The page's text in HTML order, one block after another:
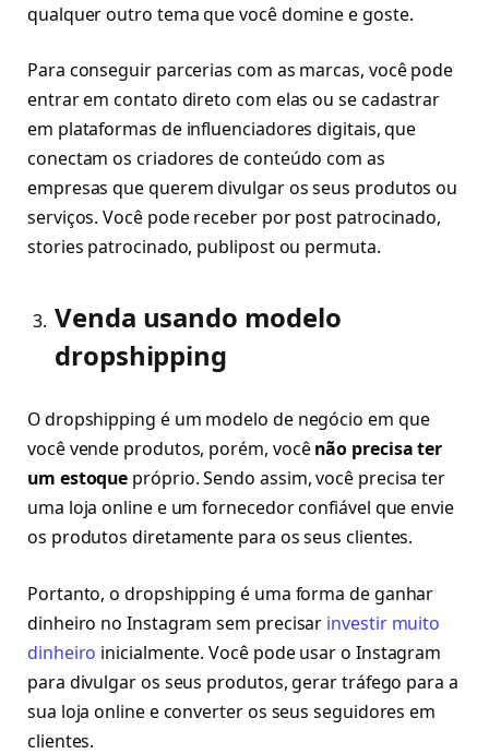
qualquer outro tema que você domine e goste.
Para conseguir parcerias com as marcas, você pode
entrar em contato direto com elas ou se cadastrar
em plataformas de influenciadores digitais, que
conectam os criadores de conteúdo com as
empresas que querem divulgar os seus produtos ou
serviços. Você pode receber por post patrocinado,
stories patrocinado, publipost ou permuta.
Venda usando modelo
dropshipping
O dropshipping é um modelo de negócio em que
você vende produtos, porém, vocênão precisa ter
um estoque próprio. Sendo assim, você precisa ter
uma loja online e um fornecedor confiável que envie
os produtos diretamente para os seus clientes.
Portanto, o dropshipping é uma forma de ganhar
dinheiro no Instagram sem precisar investir muito
dinheiro inicialmente. Você pode usar o Instagram
para divulgar os seus produtos, gerar tráfego para a
sua loja online e converter os seus seguidores em
clientes.